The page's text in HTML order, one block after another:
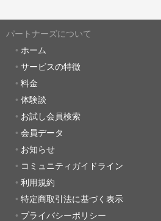
パートナーズについて
ホーム
サービスの特徴
料金
体験談
お試し会員検索
会員データ
お知らせ
コミュニティガイドライン
利用規約
特定商取引法に基づく表示
プライバシーポリシー